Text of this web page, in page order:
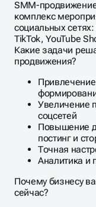
SMM-
комплекс
социальных
TikTok, YouTube
Какие задачи
продвижения?
Увеличение
соцсетей
Повышение
постинг и
Точная
Аналитика и
Почему бизнесу
сейчас?